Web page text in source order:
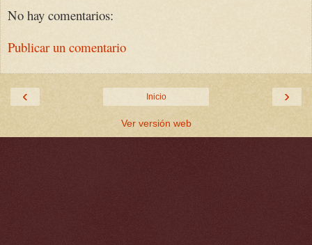
No hay comentarios:
Publicar un comentario
‹ ›
Inicio
Ver versión web